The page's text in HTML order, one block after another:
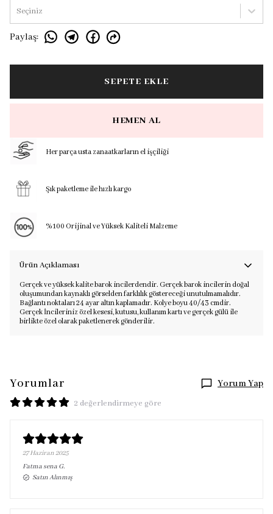
Seçiniz
Paylaş:
SEPETE EKLE
HEMEN AL
Her parça usta zanaatkarların el işçiliği
Şık paketleme ile hızlı kargo
%100 Orijinal ve Yüksek Kaliteli Malzeme
Ürün Açıklaması
Gerçek ve yüksek kalite barok incilerdendir. Gerçek barok incilerin doğal
oluşumundan kaynaklı görselden farklılık göstereceği unutulmamalıdır.
Bağlantı noktaları 24 ayar altın kaplamadır. Kolye boyu 40/43 cmdir.
Gerçek İncileriniz özel kesesi, kutusu, kullanım kartı ve gerçek gülü ile
birlikte özel olarak paketlenerek gönderilir.
Yorumlar Yorum Yap
2 değerlendirmeye göre
27 Haziran 2025
Fatma sena G.
Satın Alınmış